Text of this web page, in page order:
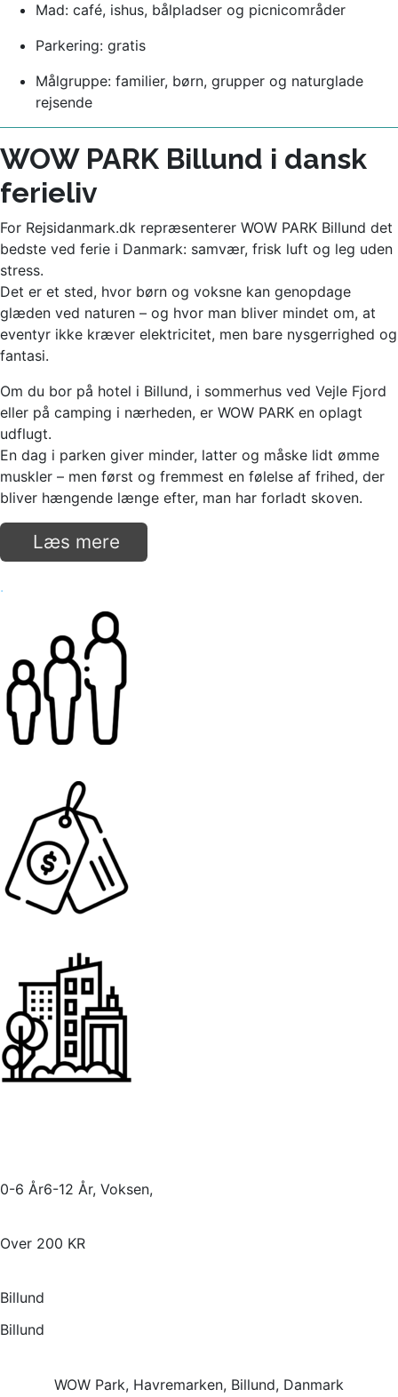
Mad: café, ishus, bålpladser og picnicområder
Parkering: gratis
Målgruppe: familier, børn, grupper og naturglade
rejsende
WOW PARK Billund i dansk
ferieliv
For Rejsidanmark.dk repræsenterer WOW PARK Billund det
bedste ved ferie i Danmark: samvær, frisk luft og leg uden
stress.
Det er et sted, hvor børn og voksne kan genopdage
glæden ved naturen – og hvor man bliver mindet om, at
eventyr ikke kræver elektricitet, men bare nysgerrighed og
fantasi.
Om du bor på hotel i Billund, i sommerhus ved Vejle Fjord
eller på camping i nærheden, er WOW PARK en oplagt
udflugt.
En dag i parken giver minder, latter og måske lidt ømme
muskler – men først og fremmest en følelse af frihed, der
bliver hængende længe efter, man har forladt skoven.
Læs mere
.
0-6 År6-12 År, Voksen,
Over 200 KR
Billund
Billund
WOW Park, Havremarken, Billund, Danmark